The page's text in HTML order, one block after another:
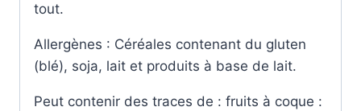
tout.
Allergènes : Céréales contenant du gluten
(blé), soja, lait et produits à base de lait.
Peut contenir des traces de : fruits à coque :